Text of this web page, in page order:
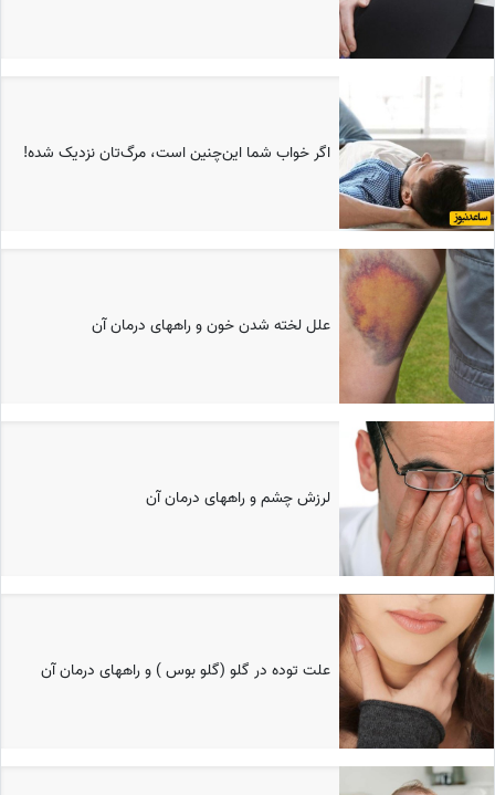
اگر خواب شما این‌چنین است، مرگ‌تان نزدیک شده!
علل لخته شدن خون و راههای درمان آن
لرزش چشم و راههای درمان آن
علت توده در گلو (گلو بوس ) و راههای درمان آن